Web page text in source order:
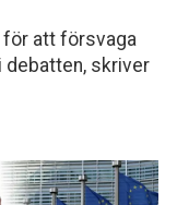
för att försvaga
debatten, skriver